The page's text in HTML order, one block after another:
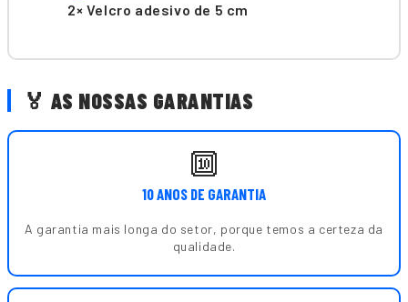
2× Velcro adesivo de 5 cm
🏅 AS NOSSAS GARANTIAS
🔟
10 ANOS DE GARANTIA
A garantia mais longa do setor, porque temos a certeza da
qualidade.